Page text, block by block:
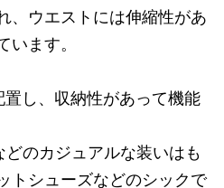
、ウエストには伸縮性があ
います。
し、収納性があって機能
のカジュアルな装いはも
トシューズなどのシックで